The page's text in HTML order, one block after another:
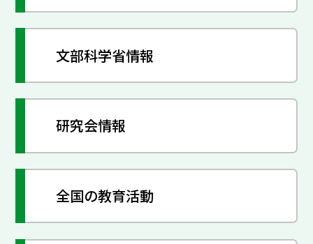
文部科学省情報
研究会情報
全国の教育活動